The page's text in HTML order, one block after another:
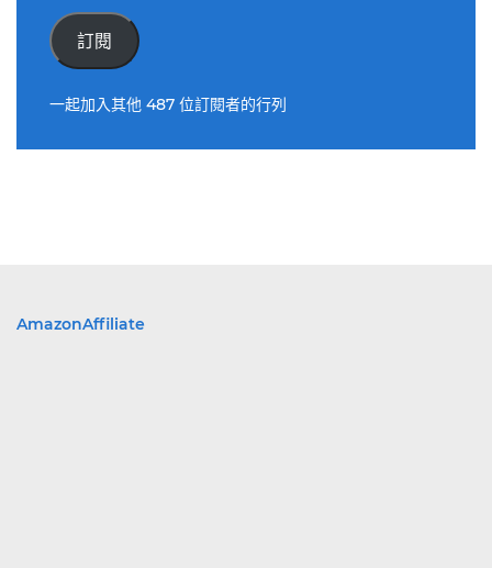
件
位
訂閱
一起加入其他 487 位訂閱者的行列
AmazonAffiliate